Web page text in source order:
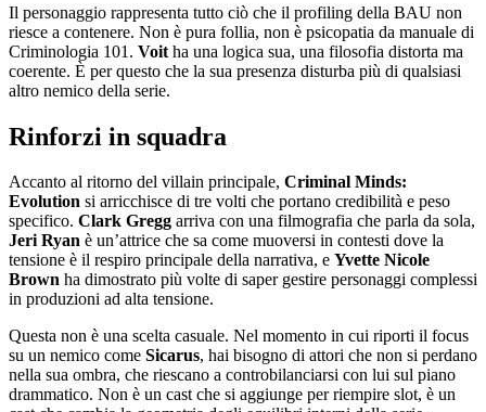
Il personaggio rappresenta tutto ciò che il profiling della BAU non
riesce a contenere. Non è pura follia, non è psicopatia da manuale di
Criminologia 101. Voit ha una logica sua, una filosofia distorta ma
coerente. È per questo che la sua presenza disturba più di qualsiasi
altro nemico della serie.
Rinforzi in squadra
Accanto al ritorno del villain principale, Criminal Minds:
Evolution si arricchisce di tre volti che portano credibilità e peso
specifico. Clark Gregg arriva con una filmografia che parla da sola,
Jeri Ryan è un’attrice che sa come muoversi in contesti dove la
tensione è il respiro principale della narrativa, e Yvette Nicole
Brown ha dimostrato più volte di saper gestire personaggi complessi
in produzioni ad alta tensione.
Questa non è una scelta casuale. Nel momento in cui riporti il focus
su un nemico come Sicarus, hai bisogno di attori che non si perdano
nella sua ombra, che riescano a controbilanciarsi con lui sul piano
drammatico. Non è un cast che si aggiunge per riempire slot, è un